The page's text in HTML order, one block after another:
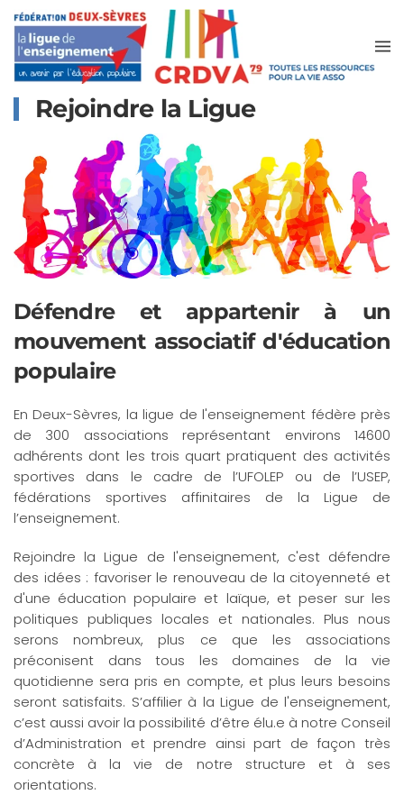
Accéder au contenu principal
Rejoindre la Ligue
Défendre et appartenir à un
mouvement associatif d'éducation
populaire
En Deux-Sèvres, la ligue de l'enseignement fédère près
de 300 associations représentant environs 14600
adhérents dont les trois quart pratiquent des activités
sportives dans le cadre de l’UFOLEP ou de l’USEP,
fédérations sportives affinitaires de la Ligue de
l’enseignement.
Rejoindre la Ligue de l'enseignement, c'est défendre
des idées : favoriser le renouveau de la citoyenneté et
d'une éducation populaire et laïque, et peser sur les
politiques publiques locales et nationales. Plus nous
serons nombreux, plus ce que les associations
préconisent dans tous les domaines de la vie
quotidienne sera pris en compte, et plus leurs besoins
seront satisfaits. S’affilier à la Ligue de l'enseignement,
c’est aussi avoir la possibilité d’être élu.e à notre Conseil
d’Administration et prendre ainsi part de façon très
concrète à la vie de notre structure et à ses
orientations.